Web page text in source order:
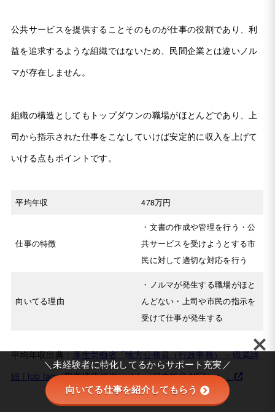
公共サービスを提供することそのものが仕事の役割であり、利
益を追求するような組織ではないため、民間企業とは違いノル
マが存在しません。
組織の構造としてもトップダウンの職場がほとんどであり、上
司から指示された仕事をこなしていけば安定的に収入を上げて
いける点もポイントです。
平均年収 478万円
仕事の特徴
・文書の作成や管理を行う・公
共サービスを受けようとする市
民に対して適切な対応を行う
向いてる理由
・ノルマが発生する職場がほと
んどない・上司や市民の指示を
受けて仕事が発生する
平均年収出典：厚生労働省「地方公務員（行政事務） – 職業詳
細 | job tag（職業情報提供サイト（日本版O-NET））」
＼未経験者に特化してるからサポート充実／
向いてる仕事を紹介してもらう